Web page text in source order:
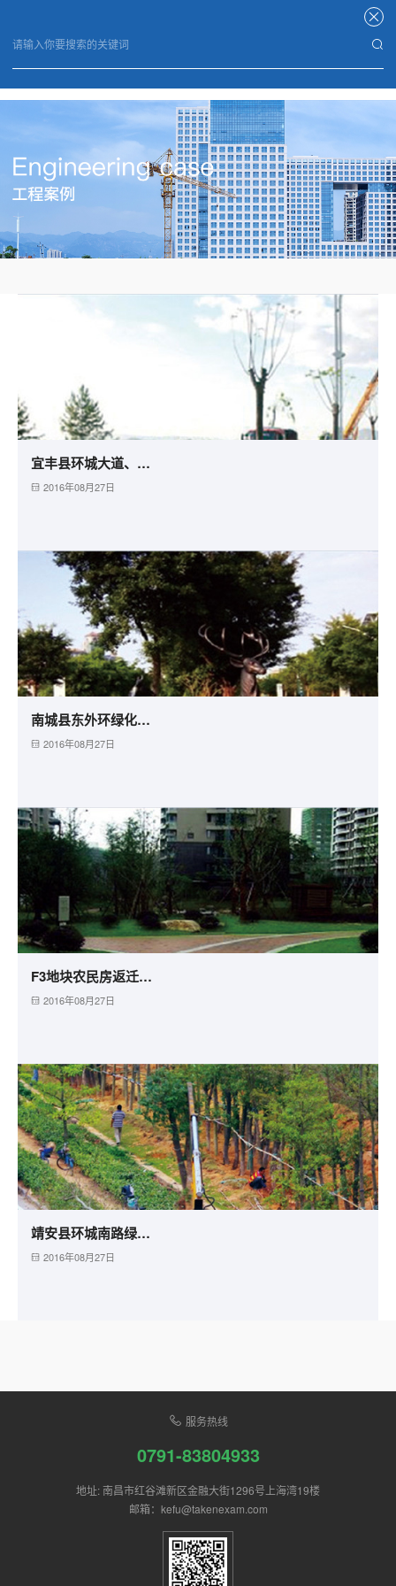
宜丰县环城大道、知青路绿化工程
2016年08月27日
南城县东外环绿化景观工程
2016年08月27日
F3地块农民房返迁小区市政园林绿化工程
2016年08月27日
靖安县环城南路绿化工程
2016年08月27日
服务热线
0791-83804933
地址: 南昌市红谷滩新区金融大街1296号上海湾19楼
邮箱：kefu@takenexam.com